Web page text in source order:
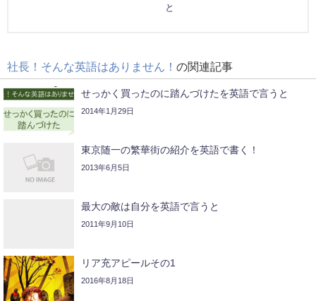
と
社長！そんな英語はありません！ の関連記事
せっかく買ったのに踏んづけたを英語で言うと
2014年1月29日
東京随一の繁華街の紹介を英語で書く！
2013年6月5日
最大の敵は自分を英語で言うと
2011年9月10日
リア充アピールその1
2016年8月18日